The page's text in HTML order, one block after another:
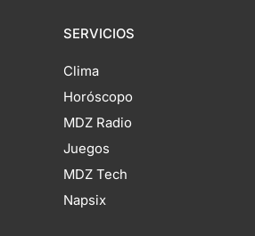
SERVICIOS
Clima
Horóscopo
MDZ Radio
Juegos
MDZ Tech
Napsix